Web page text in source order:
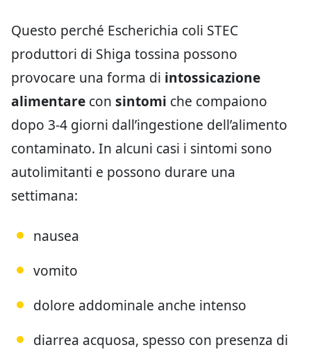
Questo perché Escherichia coli STEC
produttori di Shiga tossina possono
provocare una forma di intossicazione
alimentare con sintomi che compaiono
dopo 3-4 giorni dall’ingestione dell’alimento
contaminato. In alcuni casi i sintomi sono
autolimitanti e possono durare una
settimana:
nausea
vomito
dolore addominale anche intenso
diarrea acquosa, spesso con presenza di